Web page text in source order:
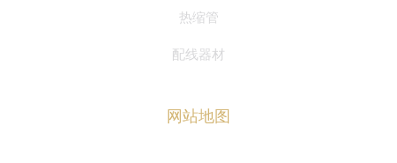
热缩管
配线器材
网站地图